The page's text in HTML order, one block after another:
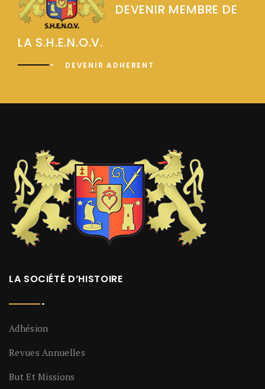
DEVENIR MEMBRE DE
LA S.H.E.N.O.V.
DEVENIR ADHERENT
LA SOCIÉTÉ D’HISTOIRE
Adhésion
Revues Annuelles
But Et Missions